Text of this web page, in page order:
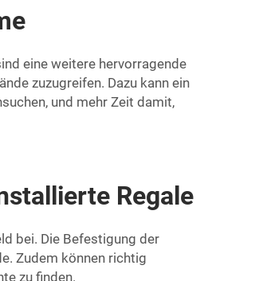
eine weitere hervorragende
zuzugreifen. Dazu kann ein
und mehr Zeit damit,
Regale
bei. Die Befestigung der
Zudem können richtig
zu finden.